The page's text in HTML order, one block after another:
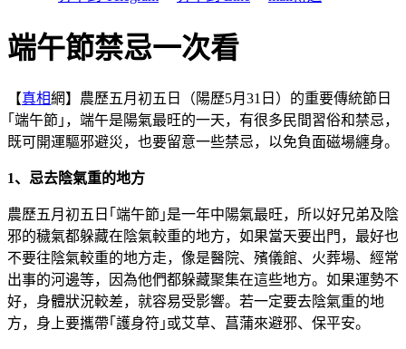
端午節禁忌一次看
【真相網】農歷五月初五日（陽歷5月31日）的重要傳統節日
｢端午節｣，端午是陽氣最旺的一天，有很多民間習俗和禁忌，
既可開運驅邪避災，也要留意一些禁忌，以免負面磁場纏身。
1、忌去陰氣重的地方
農歷五月初五日｢端午節｣是一年中陽氣最旺，所以好兄弟及陰
邪的穢氣都躲藏在陰氣較重的地方，如果當天要出門，最好也
不要往陰氣較重的地方走，像是醫院、殯儀館、火葬場、經常
出事的河邊等，因為他們都躲藏聚集在這些地方。如果運勢不
好，身體狀況較差，就容易受影響。若一定要去陰氣重的地
方，身上要攜帶｢護身符｣或艾草、菖蒲來避邪、保平安。